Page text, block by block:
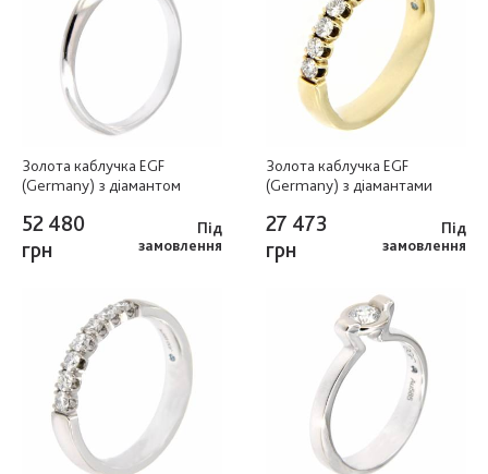
Золота каблучка EGF
(Germany) з діамантом
52 480
грн
Під
замовлення
Золота каблучка EGF
(Germany) з діамантами
27 473
грн
Під
замовлення